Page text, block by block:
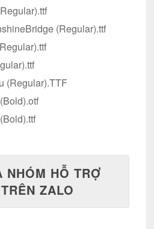
(Regular).ttf
(Regular).TTF
NHÓM HỖ TRỢ
ZALO